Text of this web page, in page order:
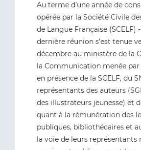
Au terme d’une année de
opérée par la Société Civile
de Langue Française (SCELF)
dernière réunion s’est tenue
décembre au ministère de la
la Communication menée par
en présence de la SCELF, du
représentants des auteurs
des illustrateurs jeunesse) et
quant à la rémunération des
publiques, bibliothécaires et
la voie de leurs représentants